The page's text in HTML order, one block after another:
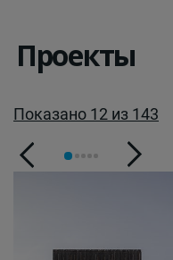
Проекты
Показано 12 из 143